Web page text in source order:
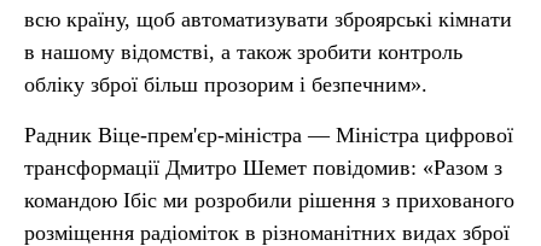
всю країну, щоб автоматизувати зброярські кімнати
в нашому відомстві, а також зробити контроль
обліку зброї більш прозорим і безпечним».
Радник Віце-прем'єр-міністра — Міністра цифрової
трансформації Дмитро Шемет повідомив: «Разом з
командою Ібіс ми розробили рішення з прихованого
розміщення радіоміток в різноманітних видах зброї